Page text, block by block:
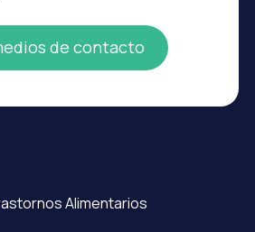
de contacto
Alimentarios